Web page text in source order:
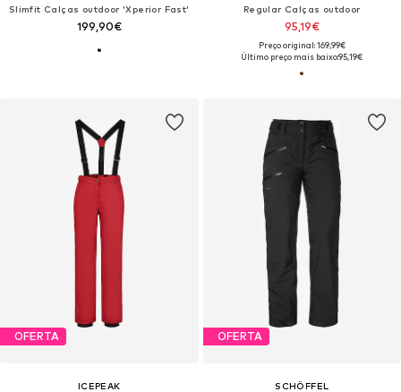
Slimfit Calças outdoor 'Xperior Fast'
199,90€
Regular Calças outdoor
95,19€
Preço original: 169,99€
Último preço mais baixo:95,19€
OFERTA
ICEPEAK
OFERTA
SCHÖFFEL